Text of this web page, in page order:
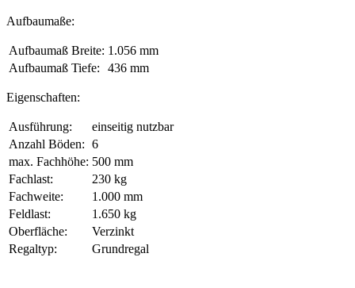
Aufbaumaße:
Aufbaumaß Breite: 1.056 mm
Aufbaumaß Tiefe:
436 mm
Eigenschaften:
Ausführung:
einseitig nutzbar
Anzahl Böden: 6
max. Fachhöhe: 500 mm
Fachlast:
230 kg
Fachweite:
1.000 mm
Feldlast:
1.650 kg
Oberfläche:
Verzinkt
Regaltyp:
Grundregal